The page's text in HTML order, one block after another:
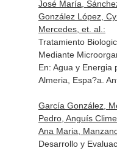
José María,
González López,
Mercedes, et. al.:
Tratamiento
Mediante
En: Agua y Energia
Almeria, Espa?a.
García González,
Pedro, Anguís
Ana Maria,
Desarrollo y